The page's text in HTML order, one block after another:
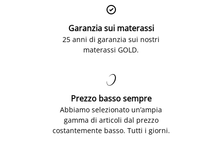

Garanzia sui materassi
25 anni di garanzia sui nostri
materassi GOLD.

Prezzo basso sempre
Abbiamo selezionato un’ampia
gamma di articoli dal prezzo
costantemente basso. Tutti i giorni.